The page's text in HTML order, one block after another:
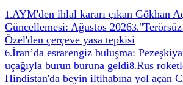
1 .AYM'den ihlal kararı çıkan Gökhan
Güncellemesi: Ağustos 20263.
Özel'den çerçeve yasa tepkisi
6.İran’da esrarengiz buluşma:
uçağıyla burun buruna geldi8.Rus
Hindistan'da beyin iltihabına yol açan